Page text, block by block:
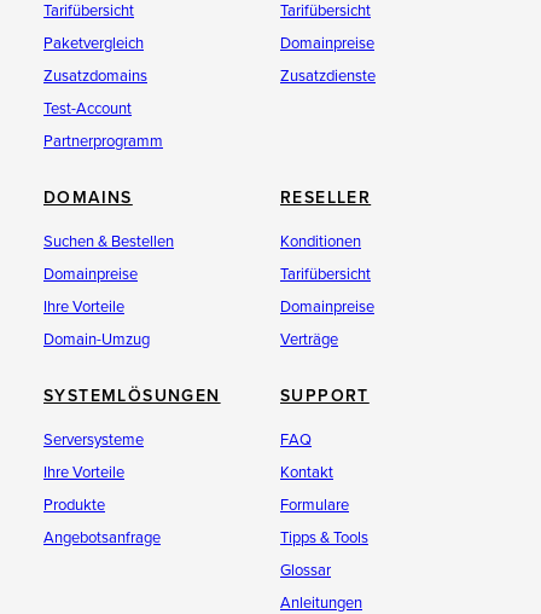
Tarifübersicht
Paketvergleich
Zusatzdomains
Test-Account
Partnerprogramm
Tarifübersicht
Domainpreise
Zusatzdienste
DOMAINS
Suchen & Bestellen
Domainpreise
Ihre Vorteile
Domain-Umzug
RESELLER
Konditionen
Tarifübersicht
Domainpreise
Verträge
SYSTEMLÖSUNGEN
Serversysteme
Ihre Vorteile
Produkte
Angebotsanfrage
SUPPORT
FAQ
Kontakt
Formulare
Tipps & Tools
Glossar
Anleitungen